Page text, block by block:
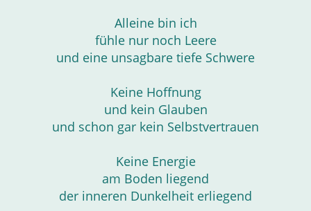
Alleine bin ich
fühle nur noch Leere
und eine unsagbare tiefe Schwere
Keine Hoffnung
und kein Glauben
und schon gar kein Selbstvertrauen
Keine Energie
am Boden liegend
der inneren Dunkelheit erliegend